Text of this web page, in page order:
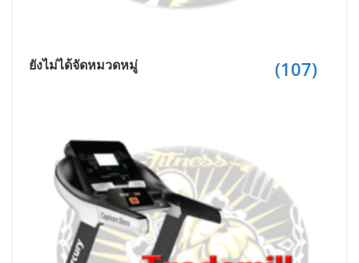
ยังไม่ได้จัดหมวดหมู่ (107)